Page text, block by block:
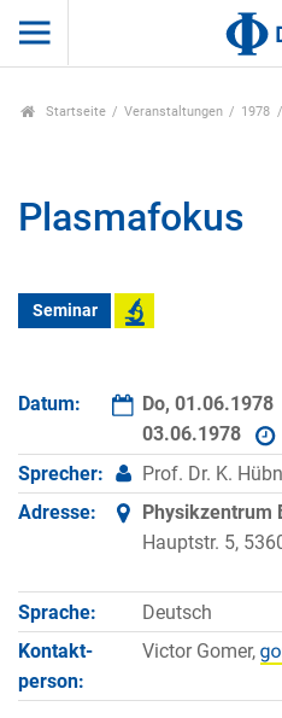
Startseite Veranstaltungen 1978
Plasmafokus
Seminar
Datum: Do, 01.06.1978
03.06.1978
Sprecher:
Prof. Dr. K.
Adresse:
Physikzentrum
Hauptstr. 5,
Sprache:
Deutsch
Kontakt­
person:
Victor Gomer,